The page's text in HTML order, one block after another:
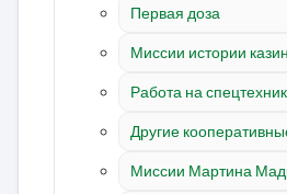
Первая доза
Миссии истории
Работа на
Другие
Миссии Мартина